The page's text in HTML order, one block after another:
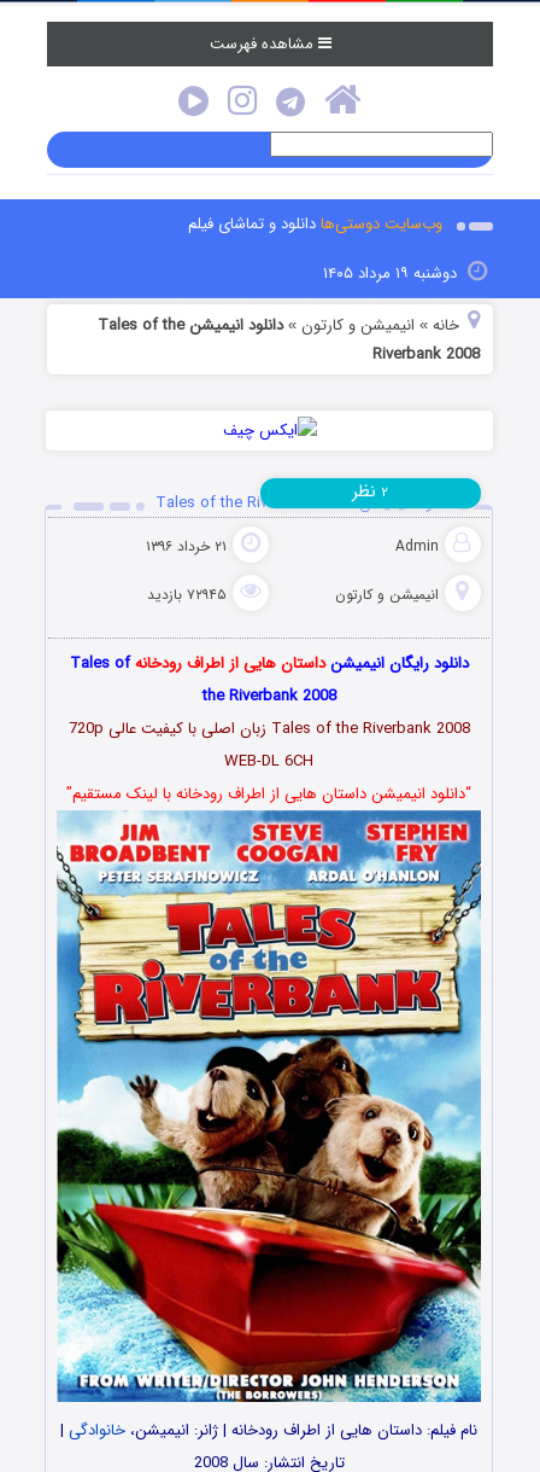
مشاهده فهرست
وب‌سایت دوستی‌هادانلود و تماشای فیلم
دوشنبه ۱۹ مرداد ۱۴۰۵
خانه » انیمیشن و کارتون »
دانلود انیمیشن Tales of the
Riverbank 2008
دانلود انیمیشن Tales of the Riverbank 2008
Admin ۲۱ خرداد ۱۳۹۶
انیمیشن و کارتون ۷۲۹۴۵ بازدید
۲ نظر
دانلود رایگان انیمیشنداستان هایی از اطراف رودخانه Tales of
the Riverbank 2008
Tales of the Riverbank 2008 زبان اصلی با کیفیت عالی 720p
WEB-DL 6CH
“دانلود انیمیشن داستان هایی از اطراف رودخانه با لینک مستقیم”
نام فیلم: داستان هایی از اطراف رودخانه | ژانر: انیمیشن، خانوادگی |
تاریخ انتشار: سال 2008